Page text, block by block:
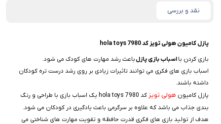
نقد و بررسی
پازل کامیون هولی تویز کد 7980 hola toys
بازی کردن بااسباب بازی پازلباعث رشد مهارت های کودک می شود.
اسباب بازی های فکری می توانند تاثیرات زیادی بر روی رشد درست تره کودکان
داشته باشند.
پازل کامیون هولی تویز
کد 7980 hola toys یک اسباب بازی با طراحی و رنگ
بندی جذاب می باشد که علاوه بر سرگرمی باعث یادگیری در کودکان می شود.
هدف از تولید بازی های فکری قدرت حافظه و تقویت مهارت های شناختی می